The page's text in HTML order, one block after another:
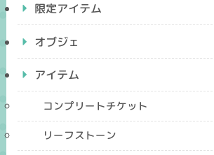
限定アイテム
オブジェ
アイテム
コンプリートチケット
リーフストーン